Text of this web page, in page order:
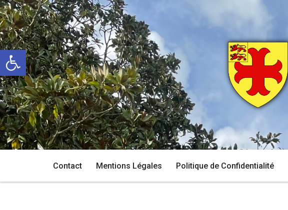
Ouvrir la barre d’outils
Aller
au
contenu
Contact Mentions Légales Politique de Confidentialité